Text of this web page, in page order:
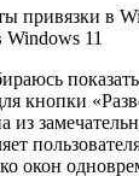
11
кнопки
из
окон